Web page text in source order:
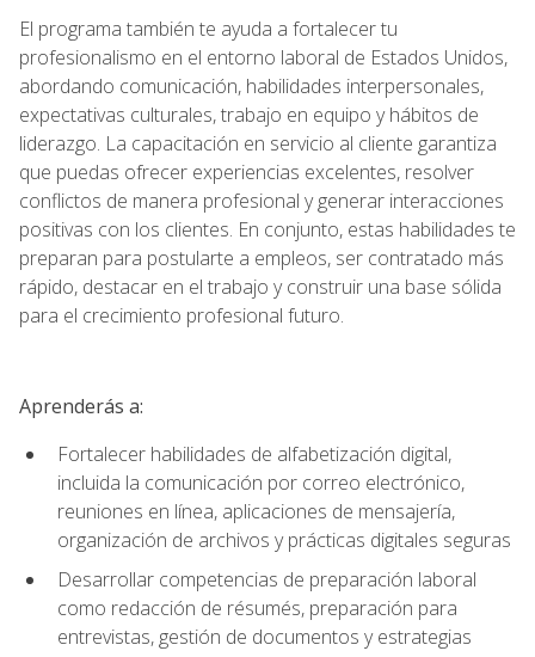
El programa también te ayuda a fortalecer tu
profesionalismo en el entorno laboral de Estados Unidos,
abordando comunicación, habilidades interpersonales,
expectativas culturales, trabajo en equipo y hábitos de
liderazgo. La capacitación en servicio al cliente garantiza
que puedas ofrecer experiencias excelentes, resolver
conflictos de manera profesional y generar interacciones
positivas con los clientes. En conjunto, estas habilidades te
preparan para postularte a empleos, ser contratado más
rápido, destacar en el trabajo y construir una base sólida
para el crecimiento profesional futuro.
Aprenderás a:
Fortalecer habilidades de alfabetización digital,
incluida la comunicación por correo electrónico,
reuniones en línea, aplicaciones de mensajería,
organización de archivos y prácticas digitales seguras
Desarrollar competencias de preparación laboral
como redacción de résumés, preparación para
entrevistas, gestión de documentos y estrategias